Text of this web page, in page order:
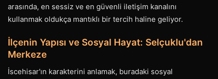
arasında, en sessiz ve en güvenli iletişim kanalını
kullanmak oldukça mantıklı bir tercih haline geliyor.
İlçenin Yapısı ve Sosyal Hayat: Selçuklu'dan
Merkeze
İscehisar'ın karakterini anlamak, buradaki sosyal